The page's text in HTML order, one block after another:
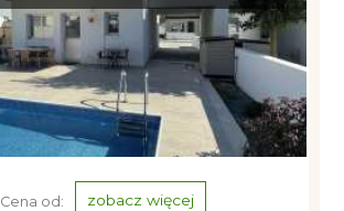
Cena od: zobacz więcej